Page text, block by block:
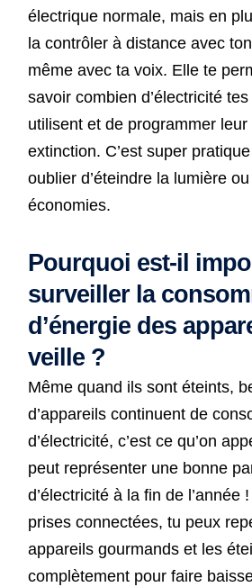
électrique normale, mais en
la contrôler à distance avec
même avec ta voix. Elle te
savoir combien d’électricité
utilisent et de programmer
extinction. C’est super
oublier d’éteindre la lumière
économies.
Pourquoi est-il
surveiller la
d’énergie des
veille ?
Même quand ils sont éteints,
d’appareils continuent de
d’électricité, c’est ce qu’on
peut représenter une bonne
d’électricité à la fin de l’année
prises connectées, tu peux
appareils gourmands et les
complètement pour faire